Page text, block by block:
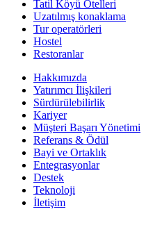
Tatil Köyü Otelleri
Uzatılmış konaklama
Tur operatörleri
Hostel
Restoranlar
Hakkımızda
Yatırımcı İlişkileri
Sürdürülebilirlik
Kariyer
Müşteri Başarı Yönetimi
Referans & Ödül
Bayi ve Ortaklık
Entegrasyonlar
Destek
Teknoloji
İletişim